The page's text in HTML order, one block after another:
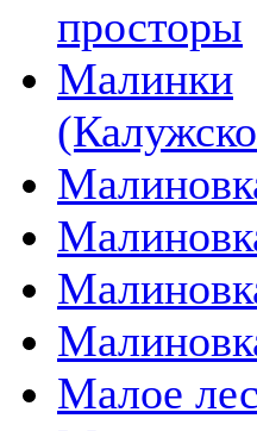
просторы
Малинки
Малое